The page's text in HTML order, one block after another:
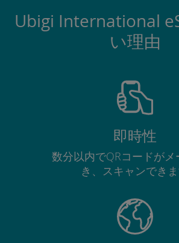
Ubigi International
い理由
即時性
数分以内でQRコードがメ
き、スキャンでき